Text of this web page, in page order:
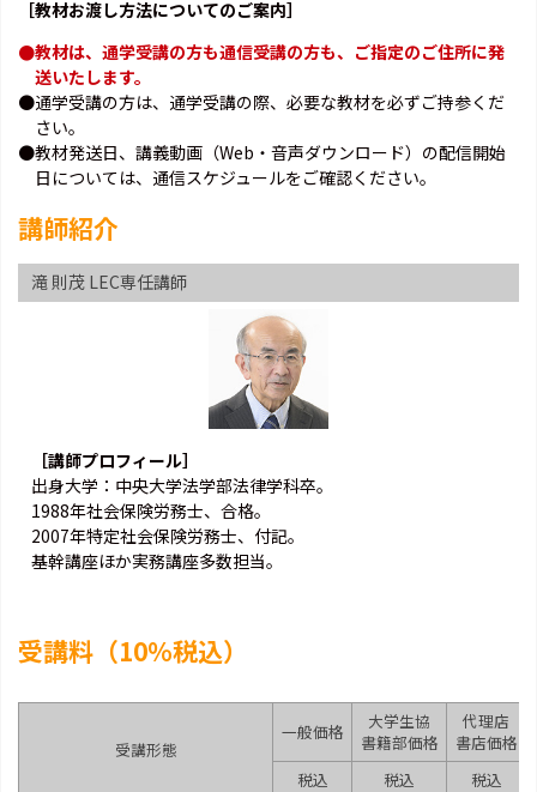
［教材お渡し方法についてのご案内］
●教材は、通学受講の方も通信受講の方も、ご指定のご住所に発
送いたします。
●通学受講の方は、通学受講の際、必要な教材を必ずご持参くだ
さい。
●教材発送日、講義動画（Web・音声ダウンロード）の配信開始
日については、通信スケジュールをご確認ください。
講師紹介
滝 則茂 LEC専任講師
［講師プロフィール］
出身大学：中央大学法学部法律学科卒。
1988年社会保険労務士、合格。
2007年特定社会保険労務士、付記。
基幹講座ほか実務講座多数担当。
受講料（10％税込）
受講形態
一般価格
大学生協
書籍部価格
代理店
書店価格
税込
税込
税込